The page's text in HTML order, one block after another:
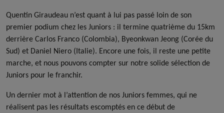
Quentin Giraudeau n’est quant à lui pas passé loin de son
premier podium chez les Juniors : il termine quatrième du 15km
derrière Carlos Franco (Colombia), Byeonkwan Jeong (Corée du
Sud) et Daniel Niero (Italie). Encore une fois, il reste une petite
marche, et nous pouvons compter sur notre solide sélection de
Juniors pour le franchir.
Un dernier mot à l’attention de nos Juniors femmes, qui ne
réalisent pas les résultats escomptés en ce début de